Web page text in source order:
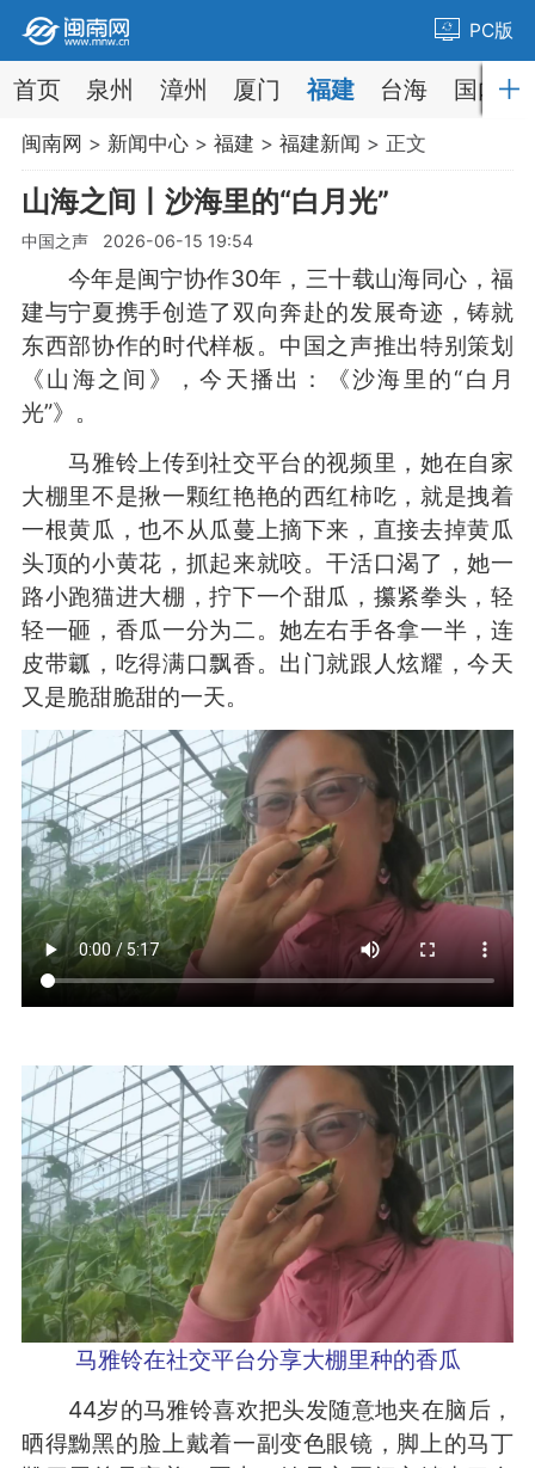
PC版
首页 泉州 漳州 厦门 福建 台海 国内
闽南网 > 新闻中心> 福建 > 福建新闻 > 正文
山海之间丨沙海里的“白月光”
中国之声 2026-06-15 19:54
今年是闽宁协作30年，三十载山海同心，福
建与宁夏携手创造了双向奔赴的发展奇迹，铸就
东西部协作的时代样板。中国之声推出特别策划
《山海之间》，今天播出：《沙海里的“白月
光”》。
马雅铃上传到社交平台的视频里，她在自家
大棚里不是揪一颗红艳艳的西红柿吃，就是拽着
一根黄瓜，也不从瓜蔓上摘下来，直接去掉黄瓜
头顶的小黄花，抓起来就咬。干活口渴了，她一
路小跑猫进大棚，拧下一个甜瓜，攥紧拳头，轻
轻一砸，香瓜一分为二。她左右手各拿一半，连
皮带瓤，吃得满口飘香。出门就跟人炫耀，今天
又是脆甜脆甜的一天。
马雅铃在社交平台分享大棚里种的香瓜
44岁的马雅铃喜欢把头发随意地夹在脑后，
晒得黝黑的脸上戴着一副变色眼镜，脚上的马丁